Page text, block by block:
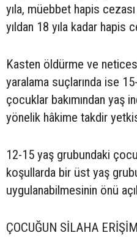
yıla, müebbet hapis
yıldan 18 yıla kadar hapis
Kasten öldürme ve
yaralama suçlarında ise
çocuklar bakımından yaş
yönelik hâkime takdir
12-15 yaş grubundaki
koşullarda bir üst yaş
uygulanabilmesinin önü
ÇOCUĞUN SİLAHA